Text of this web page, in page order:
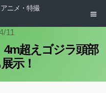
ニメ・特撮
11
超えゴジラ頭部
示！